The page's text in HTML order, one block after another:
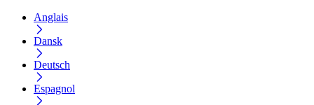
Anglais
Dansk
Deutsch
Espagnol